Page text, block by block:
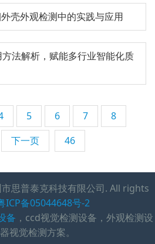
壳外观检测中的实践与应用
法解析，赋能多行业智能化质
5 6 7
8
下一页 46
思普泰克科技有限公司. All rights
ICP备05044648号-2
备 ，ccd视觉检测设备，外观检测设
视觉检测方案。